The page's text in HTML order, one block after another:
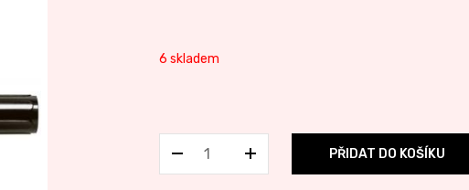
6 skladem
PŘIDAT DO KOŠÍKU